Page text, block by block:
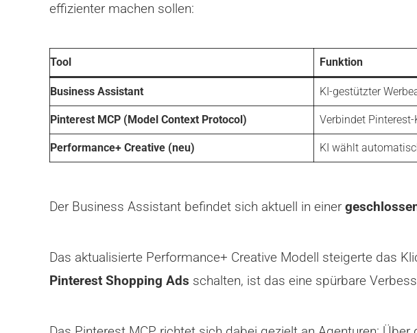
effizienter machen sollen:
Tool Funktion
Business Assistant KI-gestützter
Pinterest MCP (Model Context Protocol) Verbindet
Performance+ Creative (neu) KI wählt
Der Business Assistant befindet sich aktuell in einer
Das aktualisierte Performance+ Creative Modell steigerte das
Pinterest Shopping Ads schalten, ist das eine spürbare